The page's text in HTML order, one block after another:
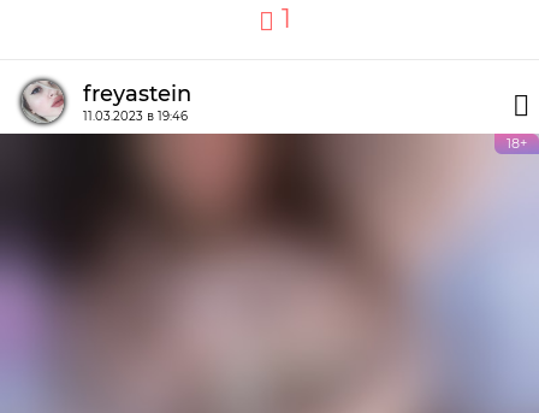
1
freyastein
11.03.2023 в 19:46
18+